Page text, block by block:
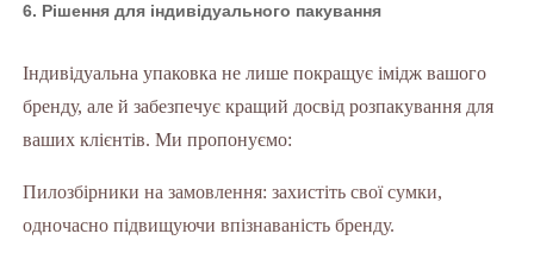
6. Рішення для індивідуального пакування
Індивідуальна упаковка не лише покращує імідж вашого
бренду, але й забезпечує кращий досвід розпакування для
ваших клієнтів. Ми пропонуємо:
Пилозбірники на замовлення: захистіть свої сумки,
одночасно підвищуючи впізнаваність бренду.